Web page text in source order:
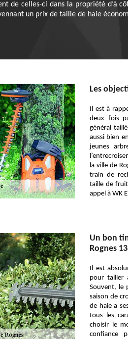
de celles-ci dans la propriété d’à
un prix de taille de haie
Les
Il est à
deux fois
général
aussi bien
jeunes
la ville de
train de
taille de
appel à WK
Un bon
Rognes
Il est
pour tailler
Souvent, le
saison de
de haie a
tous les
choisir le
confiance